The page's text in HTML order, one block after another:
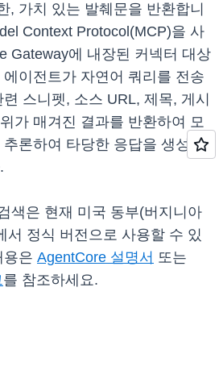
, 가치 있는 발췌문을 반환합니
Context Protocol(MCP)을 사
Gateway에 내장된 커넥터 대상
이전트가 자연어 쿼리를 전송
스니펫, 소스 URL, 제목, 게시
가 매겨진 결과를 반환하여 모
론하여 타당한 응답을 생성할
색은 현재 미국 동부(버지니아
서 정식 버전으로 사용할 수 있
용은 AgentCore 설명서 또는
를 참조하세요.